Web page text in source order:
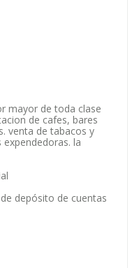
mayor de toda clase
de cafes, bares
venta de tabacos y
la
depósito de cuentas